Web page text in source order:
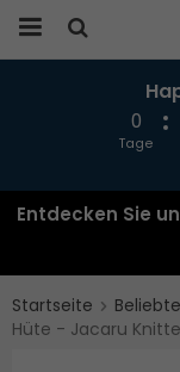
Das
0
Tage
Entdecken Sie
Startseite
Hüte - Jacaru